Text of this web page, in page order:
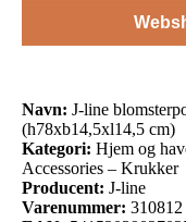
Navn: J-line
(h78xb14,5xl14,5 cm)
Kategori: Hjem og
Accessories – Krukker
Producent: J-line
Varenummer: 310812